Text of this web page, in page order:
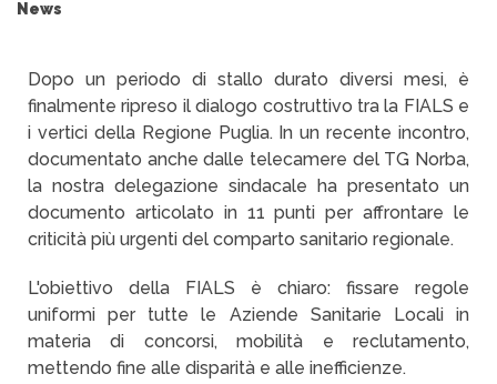
News
Dopo un periodo di stallo durato diversi mesi, è
finalmente ripreso il dialogo costruttivo tra la FIALS e
i vertici della Regione Puglia. In un recente incontro,
documentato anche dalle telecamere del TG Norba,
la nostra delegazione sindacale ha presentato un
documento articolato in 11 punti per affrontare le
criticità più urgenti del comparto sanitario regionale.
L'obiettivo della FIALS è chiaro: fissare regole
uniformi per tutte le Aziende Sanitarie Locali in
materia di concorsi, mobilità e reclutamento,
mettendo fine alle disparità e alle inefficienze.